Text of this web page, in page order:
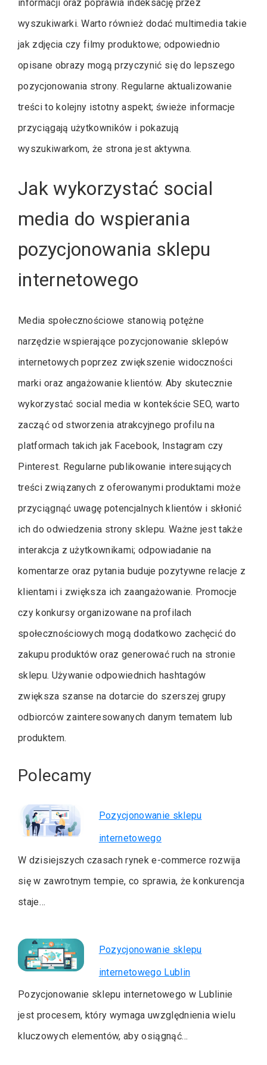
informacji oraz poprawia indeksację przez
wyszukiwarki. Warto również dodać multimedia takie
jak zdjęcia czy filmy produktowe; odpowiednio
opisane obrazy mogą przyczynić się do lepszego
pozycjonowania strony. Regularne aktualizowanie
treści to kolejny istotny aspekt; świeże informacje
przyciągają użytkowników i pokazują
wyszukiwarkom, że strona jest aktywna.
Jak wykorzystać social
media do wspierania
pozycjonowania sklepu
internetowego
Media społecznościowe stanowią potężne
narzędzie wspierające pozycjonowanie sklepów
internetowych poprzez zwiększenie widoczności
marki oraz angażowanie klientów. Aby skutecznie
wykorzystać social media w kontekście SEO, warto
zacząć od stworzenia atrakcyjnego profilu na
platformach takich jak Facebook, Instagram czy
Pinterest. Regularne publikowanie interesujących
treści związanych z oferowanymi produktami może
przyciągnąć uwagę potencjalnych klientów i skłonić
ich do odwiedzenia strony sklepu. Ważne jest także
interakcja z użytkownikami; odpowiadanie na
komentarze oraz pytania buduje pozytywne relacje z
klientami i zwiększa ich zaangażowanie. Promocje
czy konkursy organizowane na profilach
społecznościowych mogą dodatkowo zachęcić do
zakupu produktów oraz generować ruch na stronie
sklepu. Używanie odpowiednich hashtagów
zwiększa szanse na dotarcie do szerszej grupy
odbiorców zainteresowanych danym tematem lub
produktem.
Polecamy
Pozycjonowanie sklepu
internetowego
W dzisiejszych czasach rynek e-commerce rozwija
się w zawrotnym tempie, co sprawia, że konkurencja
staje…
Pozycjonowanie sklepu
internetowego Lublin
Pozycjonowanie sklepu internetowego w Lublinie
jest procesem, który wymaga uwzględnienia wielu
kluczowych elementów, aby osiągnąć…